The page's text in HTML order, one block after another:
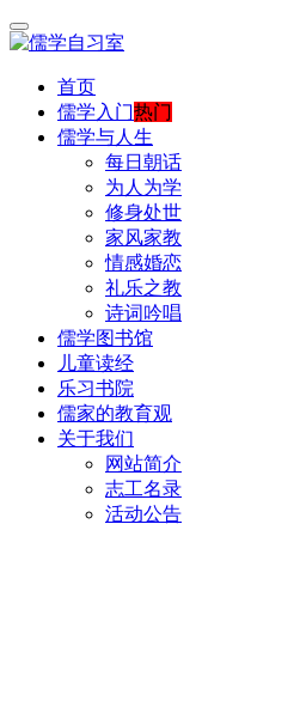
首页
儒学入门热门
儒学与人生
每日朝话
为人为学
修身处世
家风家教
情感婚恋
礼乐之教
诗词吟唱
儒学图书馆
儿童读经
乐习书院
儒家的教育观
关于我们
网站简介
志工名录
活动公告